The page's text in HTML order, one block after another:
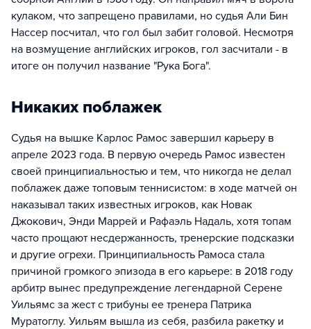
кулаком, что запрещено правилами, но судья Али Бин
Нассер посчитал, что гол был забит головой. Несмотря
на возмущение английских игроков, гол засчитали - в
итоге он получил название "Рука Бога".
Никаких поблажек
Судья на вышке Карлос Рамос завершил карьеру в
апреле 2023 года. В первую очередь Рамос известен
своей принципиальностью и тем, что никогда не делал
поблажек даже топовым теннисистом: в ходе матчей он
наказывал таких известных игроков, как Новак
Джокович, Энди Маррей и Рафаэль Надаль, хотя топам
часто прощают несдержанность, тренерские подсказки
и другие огрехи. Принципиальность Рамоса стала
причиной громкого эпизода в его карьере: в 2018 году
арбитр вынес предупреждение легендарной Серене
Уильямс за жест с трибуны ее тренера Патрика
Муратоглу. Уильям вышла из себя, разбила ракетку и